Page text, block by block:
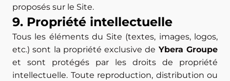
proposés sur le Site.
9. Propriété intellectuelle
Tous les éléments du Site (textes, images, logos,
etc.) sont la propriété exclusive de Ybera Groupe
et sont protégés par les droits de propriété
intellectuelle. Toute reproduction, distribution ou